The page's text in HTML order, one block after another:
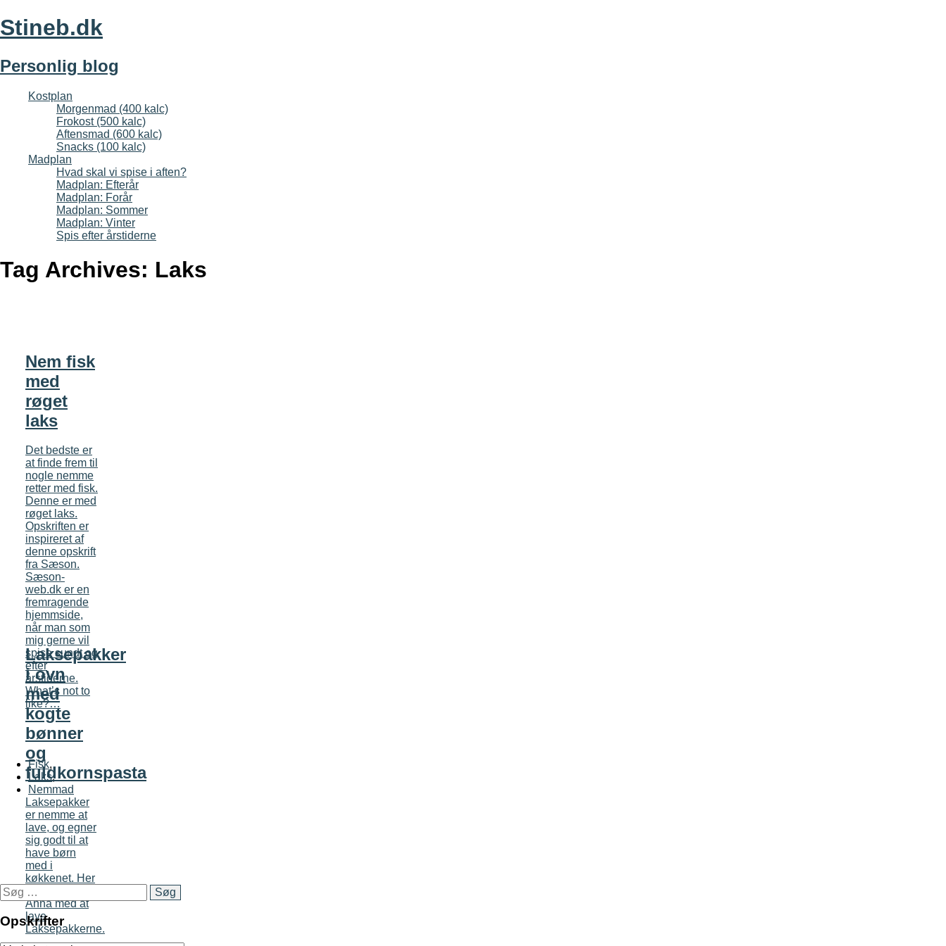
Stineb.dk
Personlig blog
Kostplan
Morgenmad (400 kalc)
Frokost (500 kalc)
Aftensmad (600 kalc)
Snacks (100 kalc)
Madplan
Hvad skal vi spise i aften?
Madplan: Efterår
Madplan: Forår
Madplan: Sommer
Madplan: Vinter
Spis efter årstiderne
Tag Archives: Laks
Nem fisk
med
røget
laks
Det bedste er
at finde frem til
nogle nemme
retter med fisk.
Denne er med
røget laks.
Opskriften er
inspireret af
denne opskrift
fra Sæson.
Sæson-
web.dk er en
fremragende
hjemmside,
når man som
mig gerne vil
spise sundt og
efter
årstiderne.
What’s not to
like?…
Fisk,
Laks,
Nemmad
Laksepakker
i ovn
med
kogte
bønner
og
fuldkornspasta
Laksepakker
er nemme at
lave, og egner
sig godt til at
have børn
med i
køkkenet. Her
Anna med at
lave
Laksepakkerne.
…
Søg
efter:
Opskrifter